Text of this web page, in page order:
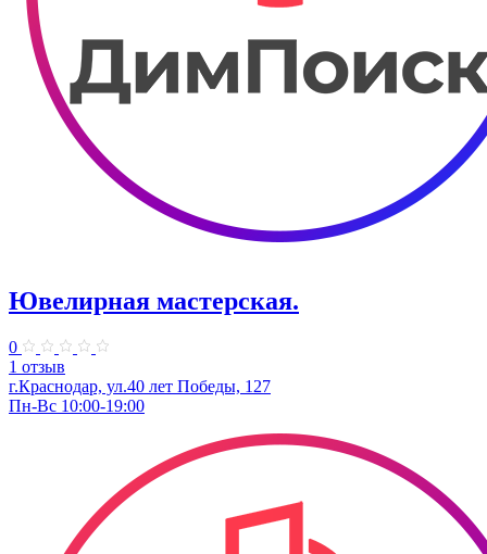
Ювелирная мастерская.
0
1 отзыв
г.Краснодар, ул.​40 лет Победы, 127
Пн-Вс 10:00-19:00